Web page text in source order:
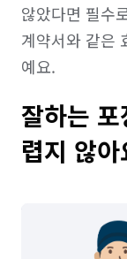
않았다면 필수
계약서와 같은
예요.
잘하는
렵지 않아